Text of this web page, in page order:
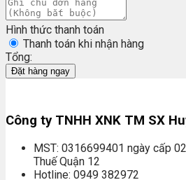
Hình thức thanh toán
Thanh toán khi nhận hàng
Tổng:
Đặt hàng ngay
Công ty TNHH XNK TM SX
MST: 0316699401 ngày cấp
Thuế Quận 12
Hotline: 0949 382972